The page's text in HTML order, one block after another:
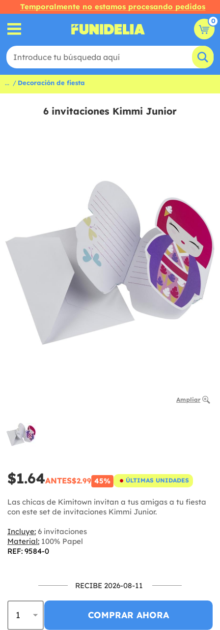
Temporalmente no estamos procesando pedidos
0
... Decoración de fiesta
6 invitaciones Kimmi Junior
Ampliar
$1.64ANTES$2.99 45% ÚLTIMAS UNIDADES
Las chicas de Kimitown invitan a tus amigas a tu fiesta
con este set de invitaciones Kimmi Junior.
Incluye: 6 invitaciones
Material: 100% Papel
REF: 9584-0
RECIBE 2026-08-11
COMPRAR AHORA